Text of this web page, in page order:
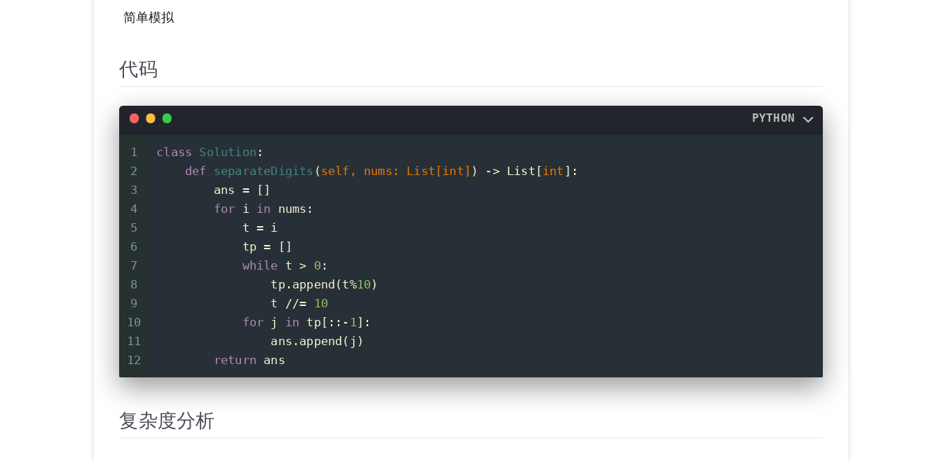
​ 简单模拟
代码
PYTHON
1
2
3
4
5
6
7
8
9
10
11
12
class Solution :
def
separateDigits ( self, nums: List [ int] ) -> List [ int ]:
        ans = []
for i in nums:
            t = i
            tp = []
while t > 0 :
                tp.append(t%
10 )
                t //=
10
for j in tp[::- 1 ]:
                ans.append(j)
return ans
复杂度分析